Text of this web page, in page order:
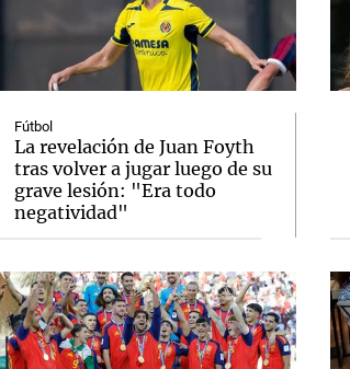
Fútbol
La revelación de Juan Foyth
tras volver a jugar luego de su
grave lesión: "Era todo
negatividad"
Notas
Cadena 3 en Groenlandia